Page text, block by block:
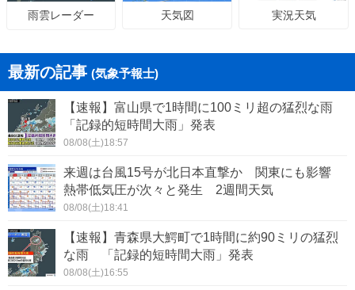
雨雲レーダー 天気図 実況天気
最新の記事 (気象予報士)
【速報】富山県で1時間に100ミリ超の猛烈な雨
「記録的短時間大雨」発表
08/08(土)18:57
来週は台風15号が北日本直撃か 関東にも影響
熱帯低気圧が次々と発生 2週間天気
08/08(土)18:41
【速報】青森県大鰐町で1時間に約90ミリの猛烈
な雨 「記録的短時間大雨」発表
08/08(土)16:55